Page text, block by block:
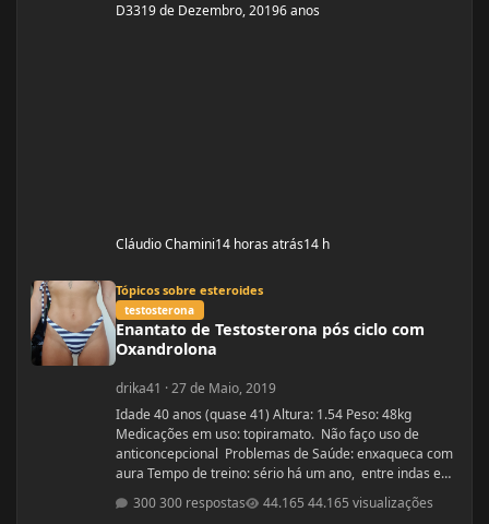
D3319 de Dezembro, 20196 anos
Cláudio Chamini14 horas atrás14 h
Tópicos sobre esteroides
testosterona
Enantato de Testosterona pós ciclo com
Oxandrolona
drika41 ·27 de Maio, 2019
Idade 40 anos (quase 41) Altura: 1.54 Peso: 48kg
Medicações em uso: topiramato. Não faço uso de
anticoncepcional Problemas de Saúde: enxaqueca com
aura Tempo de treino: sério há um ano, entre indas e
mg durante 8 semanas, após 10 mg até a 12° semana.
300 respostas 44.165 visualizações